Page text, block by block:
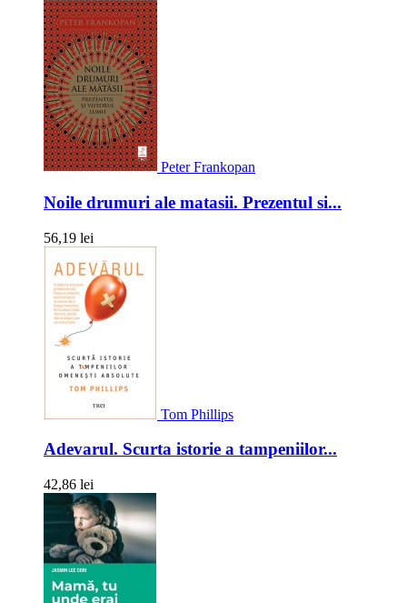
Peter Frankopan
Noile drumuri ale matasii. Prezentul si...
56,19 lei
Tom Phillips
Adevarul. Scurta istorie a tampeniilor...
42,86 lei